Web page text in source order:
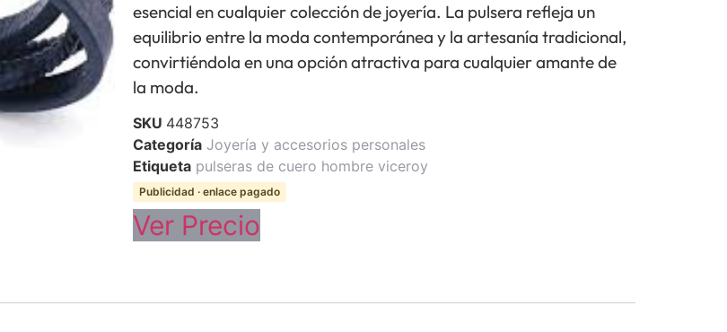
esencial en cualquier colección de joyería. La pulsera refleja un
equilibrio entre la moda contemporánea y la artesanía tradicional,
convirtiéndola en una opción atractiva para cualquier amante de
la moda.
SKU 448753
Categoría Joyería y accesorios personales
Etiqueta pulseras de cuero hombre viceroy
Publicidad · enlace pagado
Ver Precio